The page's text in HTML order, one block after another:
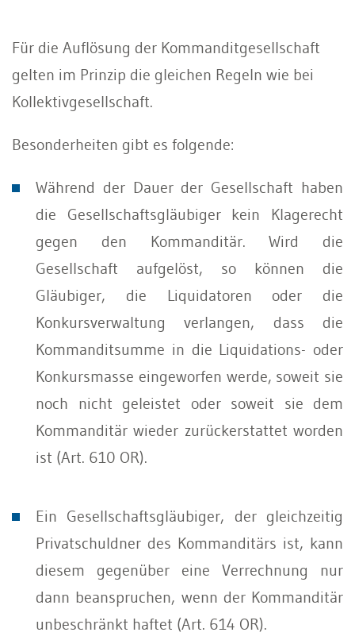
Für die Auflösung der Kommanditgesellschaft
gelten im Prinzip die gleichen Regeln wie bei
Kollektivgesellschaft.
Besonderheiten gibt es folgende:
Während der Dauer der Gesellschaft haben
die Gesellschaftsgläubiger kein Klagerecht
gegen den Kommanditär. Wird die
Gesellschaft aufgelöst, so können die
Gläubiger, die Liquidatoren oder die
Konkursverwaltung verlangen, dass die
Kommanditsumme in die Liquidations- oder
Konkursmasse eingeworfen werde, soweit sie
noch nicht geleistet oder soweit sie dem
Kommanditär wieder zurückerstattet worden
ist (Art. 610 OR).
Ein Gesellschaftsgläubiger, der gleichzeitig
Privatschuldner des Kommanditärs ist, kann
diesem gegenüber eine Verrechnung nur
dann beanspruchen, wenn der Kommanditär
unbeschränkt haftet (Art. 614 OR).